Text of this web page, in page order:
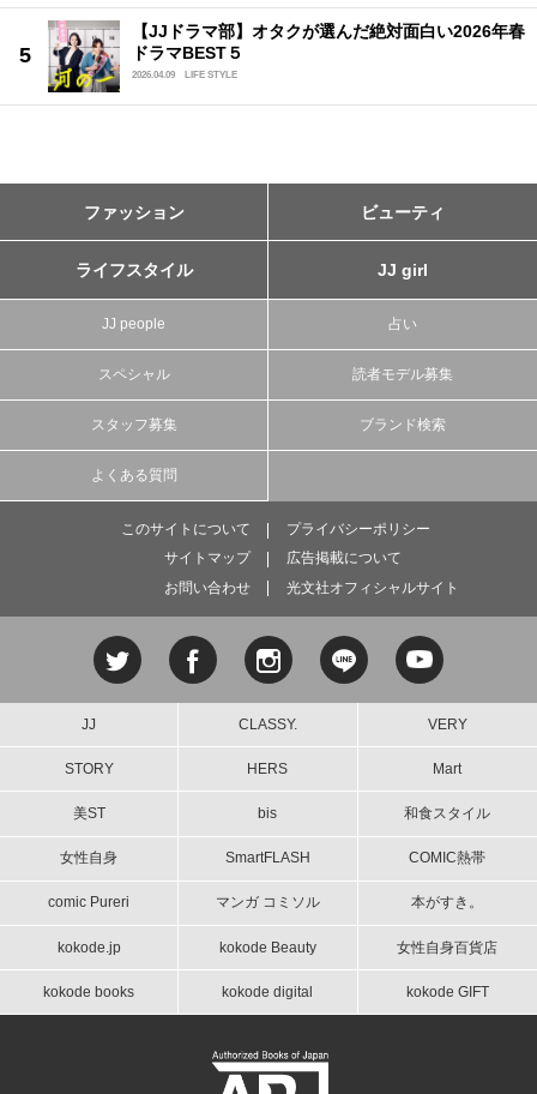
【JJドラマ部】オタクが選んだ絶対面白い2026年春
ドラマBEST５
2026.04.09 LIFE STYLE
ファッション ビューティ
ライフスタイル JJ girl
JJ people 占い
スペシャル 読者モデル募集
スタッフ募集 ブランド検索
よくある質問
このサイトについて
プライバシーポリシー
サイトマップ
広告掲載について
お問い合わせ
光文社オフィシャルサイト
JJ CLASSY. VERY
STORY HERS Mart
美ST bis 和食スタイル
女性自身 SmartFLASH COMIC熱帯
comic Pureri マンガ コミソル 本がすき。
kokode.jp kokode Beauty 女性自身百貨店
kokode books kokode digital kokode GIFT